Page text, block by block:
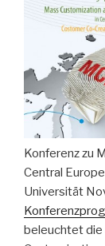
Konferenz zu
Central
Universität
beleuchtet die